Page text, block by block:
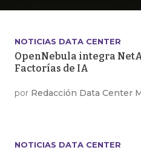
NOTICIAS DATA CENTER
OpenNebula integra
Factorías de IA
por Redacción Data Center
NOTICIAS DATA CENTER